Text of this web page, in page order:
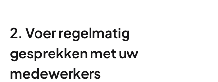
2. Voer regelmatig
gesprekken met uw
medewerkers